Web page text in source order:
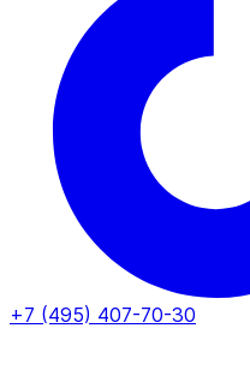
+7 (495) 407-70-30